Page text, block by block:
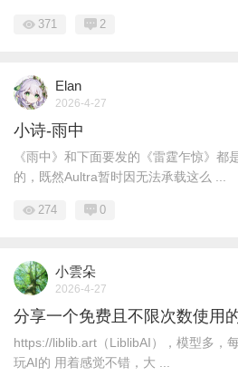
371 2
Elan
2026-4-27
小诗-雨中
《雨中》和下面要发的《雷霆乍惊》都
的，既然Aultra暂时因无法承载这么 ...
274 0
小雲朵
2026-4-27
分享一个免费且不限次数使用
https://liblib.art（LiblibAI），模型多，
玩AI的 用着感觉不错，大 ...